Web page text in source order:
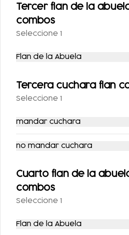
355 ML.
$25.00
Tercer flan de la
combos
Seleccione 1
Flan de la Abuela
Tercera cuchara flan
Seleccione 1
mandar cuchara
no mandar cuchara
Cuarto flan de la
combos
Seleccione 1
Flan de la Abuela